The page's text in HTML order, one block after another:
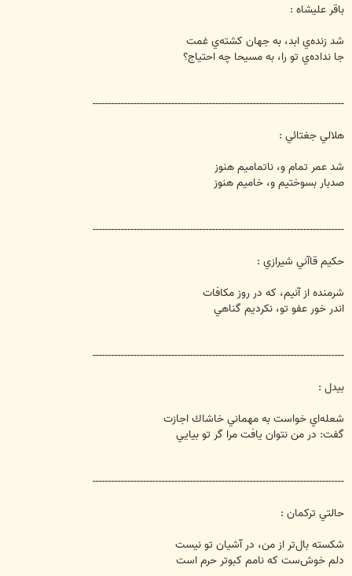
باقر عليشاه :
شد زنده‌ي ابد، به جهان كشته‌ي غمت
جا نداده‌ي تو را، به مسيحا چه احتياج؟
--------------------------------------------------------------------------------
هلالي جغتائي :
شد عمر تمام و، ناتماميم هنوز
صدبار بسوختيم و، خاميم هنوز
--------------------------------------------------------------------------------
حكيم قاآني شيرازي :
شرمنده از آنيم، كه در روز مكافات
اندر خور عفو تو، نكرديم گناهي
--------------------------------------------------------------------------------
بيدل :
شعله‌اي خواست به مهماني خاشاك اجازت
گفت: در من نتوان يافت مرا گر تو بيايي
--------------------------------------------------------------------------------
حالتي تركمان :
شكسته بال‌تر از من، در آشيان تو نيست
دلم خوش‌ست كه نامم كبوتر حرم است